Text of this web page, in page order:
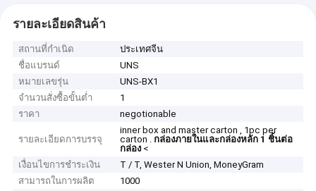
รายละเอียดสินค้า
สถานที่กำเนิด
ประเทศจีน
ชื่อแบรนด์
UNS
หมายเลขรุ่น
UNS-BX1
จำนวนสั่งซื้อขั้นต่ำ
1
ราคา
negotionable
รายละเอียดการบรรจุ
inner box and master carton , 1pc per
carton . กล่องภายในและกล่องหลัก 1 ชิ้นต่อ
กล่อง <
เงื่อนไขการชำระเงิน
T / T, Wester N Union, MoneyGram
สามารถในการผลิต
1000